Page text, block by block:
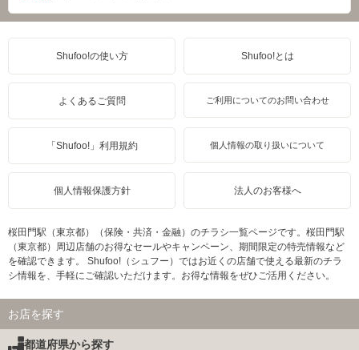
Shufoo!の使い方 Shufoo!とは
よくあるご質問 ご利用についてのお問い合わせ
「Shufoo!」利用規約 個人情報の取り扱いについて
個人情報保護方針 法人のお客様へ
桜田門駅（東京都）（保険・共済・金融）のチラシ一覧ページです。桜田門駅
（東京都）周辺店舗のお得なセールやキャンペーン、期間限定の特売情報など
を確認できます。 Shufoo!（シュフー）ではお近くの店舗で使える最新のチラ
シ情報を、手軽にご確認いただけます。お得な情報をぜひご活用ください。
お店を探す
都道府県から探す